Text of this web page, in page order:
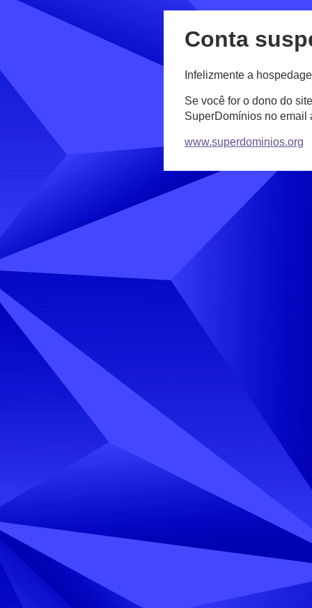
Conta
Infelizmente a
Se você for o dono do
SuperDomínios no email
www.superdominios.org